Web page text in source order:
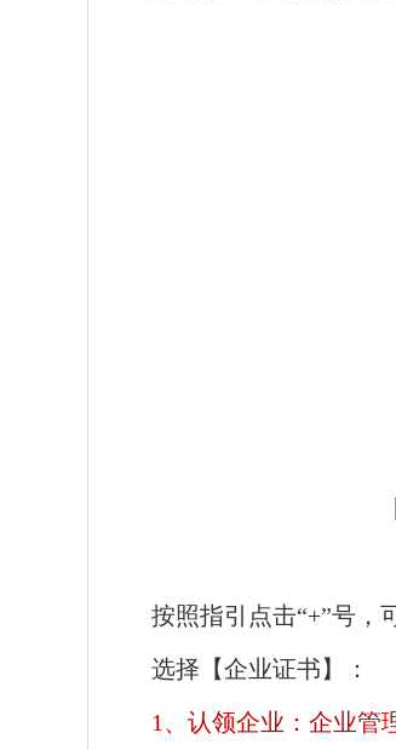
【
按照指引点击“+”号，
选择【企业证书】：
1、 认领企业：企业管